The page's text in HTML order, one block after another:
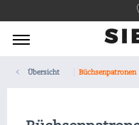
Übersicht Büchsenpatronen